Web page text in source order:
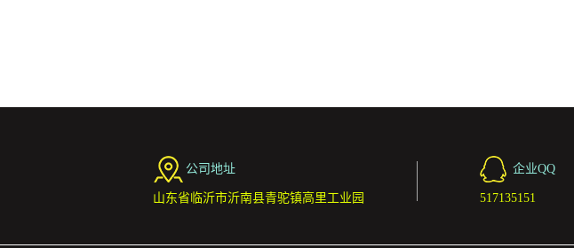
公司地址
山东省临沂市沂南县青驼镇高里工业园
企业QQ
517135151